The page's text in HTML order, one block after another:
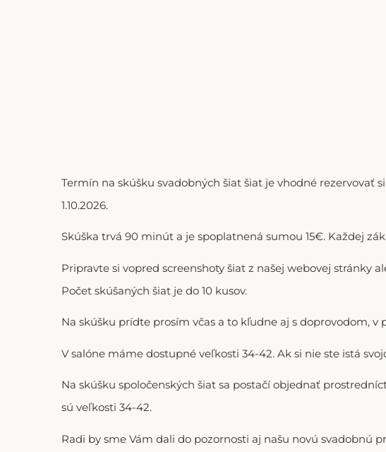
Termín na skúšku svadobných šiat šiat je vhodné rezervovať
1.10.2026.
Skúška trvá 90 minút a je spoplatnená sumou 15€. Každej
Pripravte si vopred screenshoty šiat z našej webovej stránky
Počet skúšaných šiat je do 10 kusov.
Na skúšku prídte prosím včas a to kľudne aj s doprovodom,
V salóne máme dostupné veľkosti 34-42. Ak si nie ste istá
Na skúšku spoločenských šiat sa postačí objednať
sú veľkosti 34-42.
Radi by sme Vám dali do pozornosti aj našu novú svadobnú